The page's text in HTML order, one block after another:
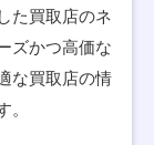
た買取店のネ
ズかつ高価な
な買取店の情